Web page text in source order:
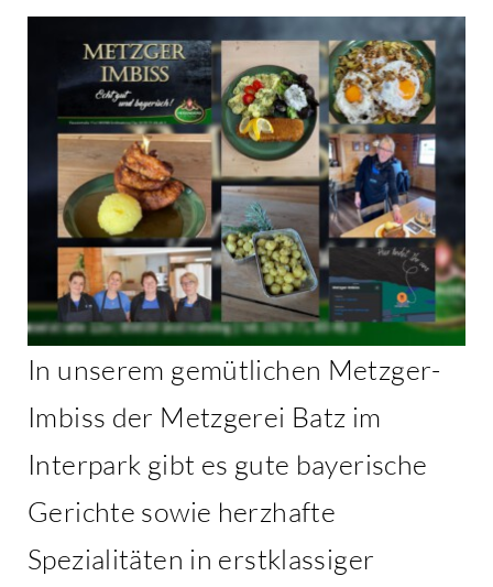
In unserem gemütlichen Metzger-
Imbiss der Metzgerei Batz im
Interpark gibt es gute bayerische
Gerichte sowie herzhafte
Spezialitäten in erstklassiger